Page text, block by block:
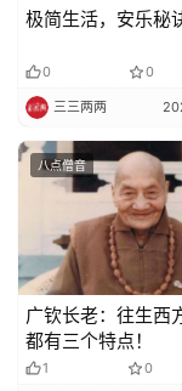
极简生活，安乐秘
0 0
三三两两
八点僧音
广钦长老：往生西
都有三个特点！
1 0